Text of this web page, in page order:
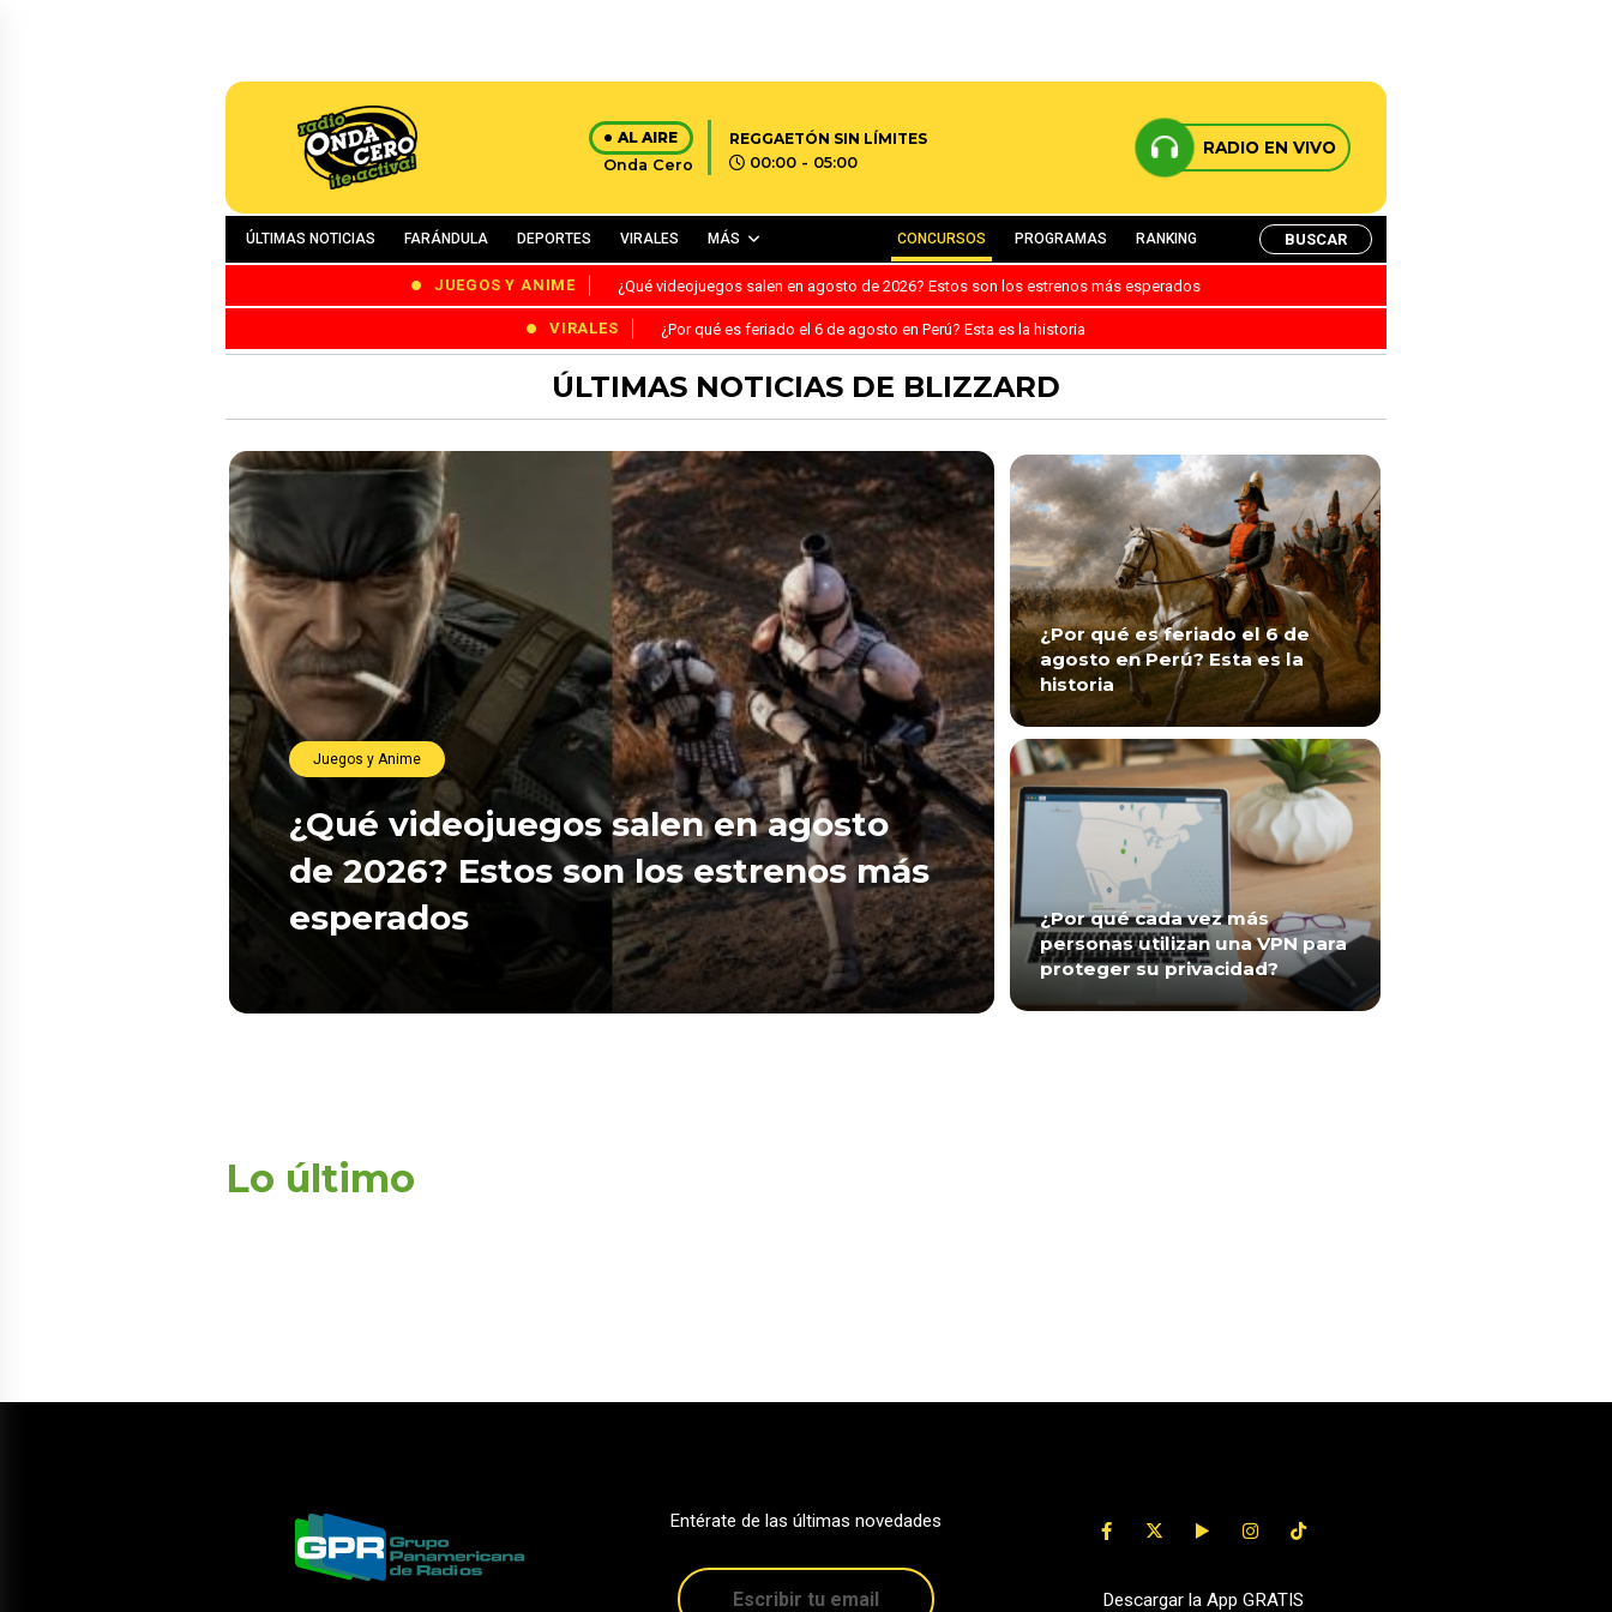
AL AIRE
Onda Cero
REGGAETÓN SIN LÍMITES
00:00 - 05:00
RADIO EN VIVO
ÚLTIMAS NOTICIAS FARÁNDULA DEPORTES VIRALES MÁS CONCURSOS PROGRAMAS RANKING BUSCAR
JUEGOS Y ANIME ¿Qué videojuegos salen en agosto de 2026? Estos son los estrenos más esperados
VIRALES ¿Por qué es feriado el 6 de agosto en Perú? Esta es la historia
ÚLTIMAS NOTICIAS DE BLIZZARD
Juegos y Anime
¿Qué videojuegos salen en agosto
de 2026? Estos son los estrenos más
esperados
¿Por qué es feriado el 6 de
agosto en Perú? Esta es la
historia
¿Por qué cada vez más
personas utilizan una VPN para
proteger su privacidad?
Lo último
Entérate de las últimas novedades
Descargar la App GRATIS